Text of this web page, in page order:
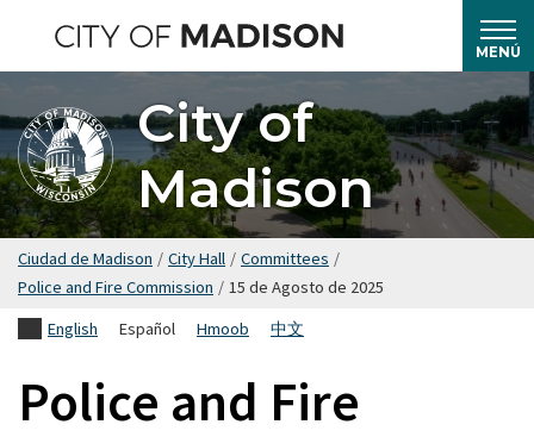
el
contenido
principal
MENÚ
City of
Madison
Ciudad de Madison / City Hall / Committees /
Police and Fire Commission / 15 de Agosto de 2025
English
Español Hmoob 中文
Police and Fire